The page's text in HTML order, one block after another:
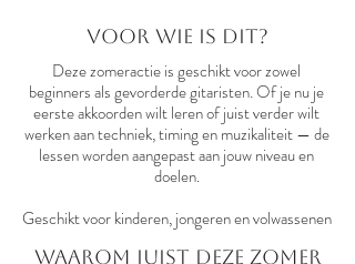
Voor wie is dit?
Deze zomeractie is geschikt voor zowel
beginners als gevorderde gitaristen. Of je nu je
eerste akkoorden wilt leren of juist verder wilt
werken aan techniek, timing en muzikaliteit — de
lessen worden aangepast aan jouw niveau en
doelen.
Geschikt voor kinderen, jongeren en volwassenen
Waarom juist deze zomer